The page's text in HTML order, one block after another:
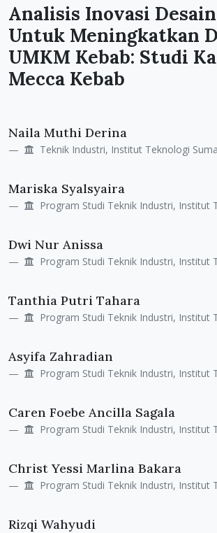
Analisis Inovasi
Untuk Meningkatkan
UMKM Kebab: Studi
Mecca Kebab
Article
Content
Naila Muthi Derina
Teknik Industri, Institut Teknologi
Mariska Syalsyaira
Program Studi Teknik Industri, Institut
Dwi Nur Anissa
Program Studi Teknik Industri, Institut
Tanthia Putri Tahara
Program Studi Teknik Industri, Institut
Asyifa Zahradian
Program Studi Teknik Industri, Institut
Caren Foebe Ancilla Sagala
Program Studi Teknik Industri, Institut
Christ Yessi Marlina Bakara
Program Studi Teknik Industri, Institut
Rizqi Wahyudi